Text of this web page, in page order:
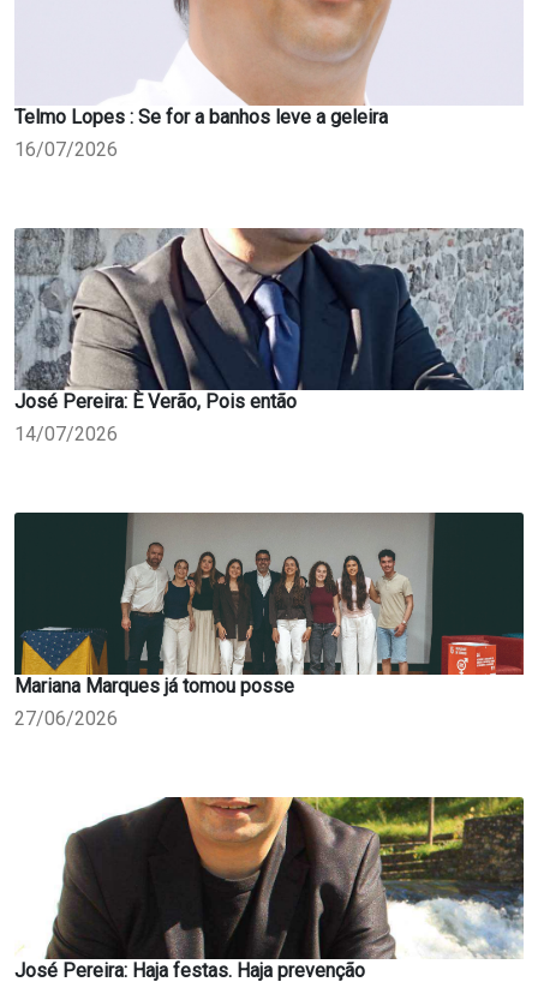
Telmo Lopes : Se for a banhos leve a geleira
16/07/2026
José Pereira: È Verão, Pois então
14/07/2026
Mariana Marques já tomou posse
27/06/2026
José Pereira: Haja festas. Haja prevenção